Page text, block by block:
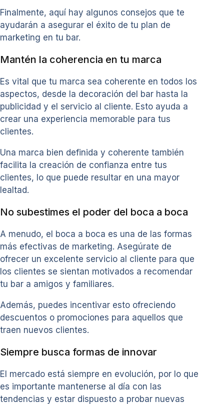
Finalmente, aquí hay algunos consejos que te
ayudarán a asegurar el éxito de tu plan de
marketing en tu bar.
Mantén la coherencia en tu marca
Es vital que tu marca sea coherente en todos los
aspectos, desde la decoración del bar hasta la
publicidad y el servicio al cliente. Esto ayuda a
crear una experiencia memorable para tus
clientes.
Una marca bien definida y coherente también
facilita la creación de confianza entre tus
clientes, lo que puede resultar en una mayor
lealtad.
No subestimes el poder del boca a boca
A menudo, el boca a boca es una de las formas
más efectivas de marketing. Asegúrate de
ofrecer un excelente servicio al cliente para que
los clientes se sientan motivados a recomendar
tu bar a amigos y familiares.
Además, puedes incentivar esto ofreciendo
descuentos o promociones para aquellos que
traen nuevos clientes.
Siempre busca formas de innovar
El mercado está siempre en evolución, por lo que
es importante mantenerse al día con las
tendencias y estar dispuesto a probar nuevas